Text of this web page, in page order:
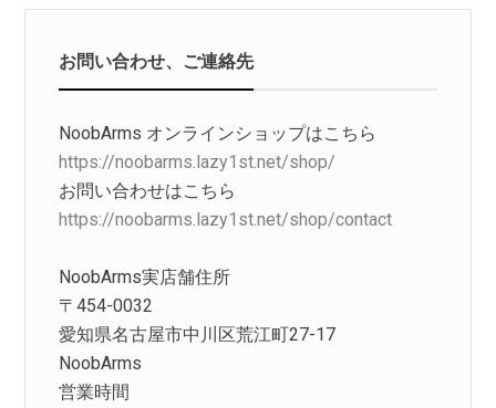
お問い合わせ、ご連絡先
NoobArms オンラインショップはこちら
https://noobarms.lazy1st.net/shop/
お問い合わせはこちら
https://noobarms.lazy1st.net/shop/contact
NoobArms実店舗住所
〒454-0032
愛知県名古屋市中川区荒江町27-17
NoobArms
営業時間